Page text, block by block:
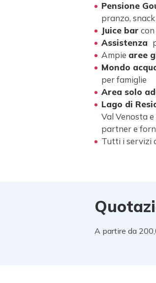
Pensione
pranzo,
Juice bar
Assistenza
Ampie aree
Mondo
per famiglie
Area solo
Lago di
Val Venosta
partner e
Tutti i servizi
A partire da